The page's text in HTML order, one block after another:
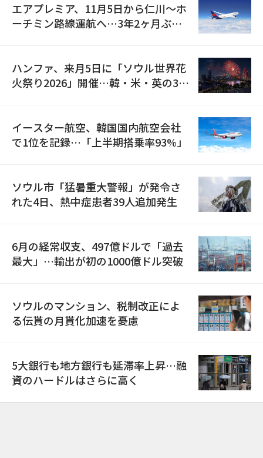
エアプレミア、11月5日から仁川〜ホ
ーチミン路線運航へ…3年2ヶ月ぶり
ハンファ、来月5日に「ソウル世界花
火祭り2026」開催…韓・米・英の3カ
イースター航空、韓国国内航空会社
で1位を記録…「上半期搭乗率93%」
ソウル市「猛暑重大警報」が発令さ
れた4日、熱中症患者39人追加発生
6月の経常収支、497億ドルで「過去
最大」…輸出が初の1000億ドル突破
ソウルのマンション、税制改正によ
る伝貰の月貰化加速を憂慮
5大銀行も地方銀行も延滞率上昇…融
資のハードルはさらに高く